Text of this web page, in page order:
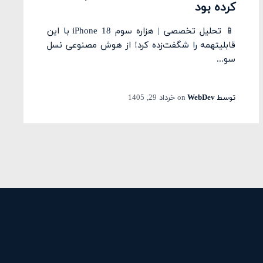
کرده بود
📱 تحلیل تخصصی | هزاره سوم iPhone 18 با این
قابلیتهمه را شگفت‌زده کرد! از هوش مصنوعی نسل
سو...
توسطWebDev
on خرداد 29, 1405